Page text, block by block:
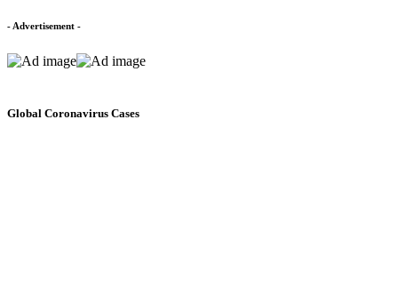
- Advertisement -
Global Coronavirus Cases